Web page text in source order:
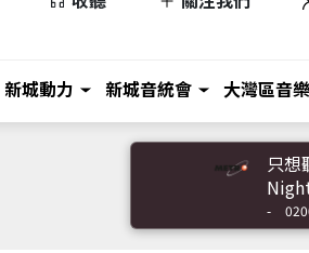
新城動力 新城音統會 大灣區音
只想
-